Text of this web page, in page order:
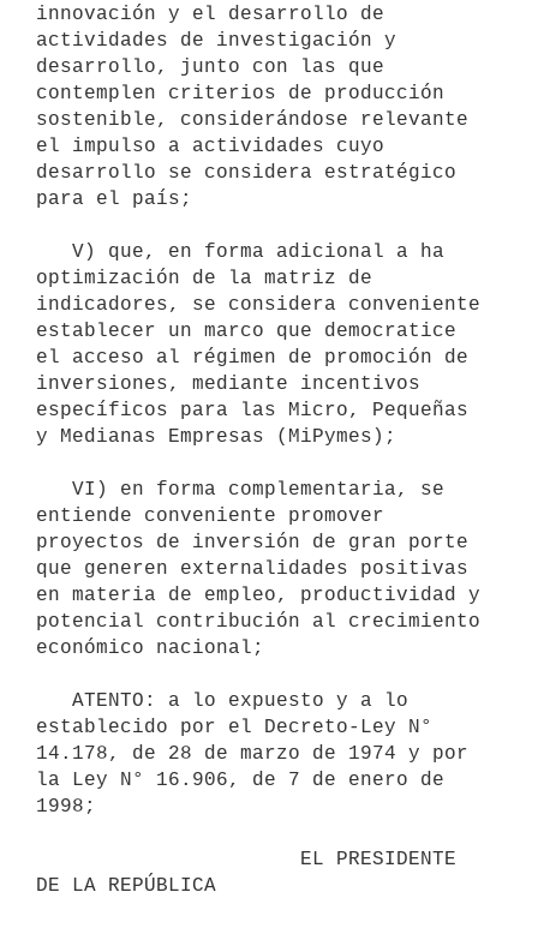
innovación y el desarrollo de
actividades de investigación y
desarrollo, junto con las que
contemplen criterios de producción
sostenible, considerándose relevante
el impulso a actividades cuyo
desarrollo se considera estratégico
para el país;
optimización de la matriz de
indicadores, se considera conveniente
establecer un marco que democratice
el acceso al régimen de promoción de
inversiones, mediante incentivos
específicos para las Micro, Pequeñas
y Medianas Empresas (MiPymes);
entiende conveniente promover
proyectos de inversión de gran porte
que generen externalidades positivas
en materia de empleo, productividad y
potencial contribución al crecimiento
económico nacional;
establecido por el Decreto-Ley N°
14.178, de 28 de marzo de 1974 y por
la Ley N° 16.906, de 7 de enero de
1998;
DE LA REPÚBLICA